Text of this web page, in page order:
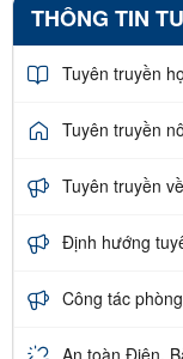
THÔNG TIN
Tuyên truyền
Tuyên truyền
Tuyên truyền
Định hướng
Công tác